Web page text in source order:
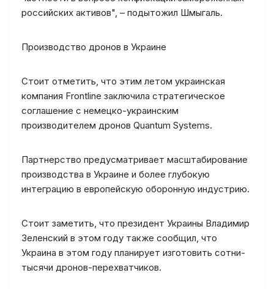
российских активов", – подытожил Шмыгаль.
Производство дронов в Украине
Стоит отметить, что этим летом украинская
компания Frontline заключила стратегическое
соглашение с немецко-украинским
производителем дронов Quantum Systems.
Партнерство предусматривает масштабирование
производства в Украине и более глубокую
интеграцию в европейскую оборонную индустрию.
Стоит заметить, что президент Украины Владимир
Зеленский в этом году также сообщил, что
Украина в этом году планирует изготовить сотни-
тысячи дронов-перехватчиков.